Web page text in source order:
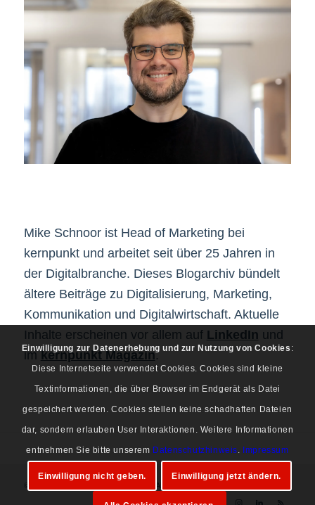
Mike Schnoor ist Head of Marketing bei
kernpunkt und arbeitet seit über 25 Jahren in
der Digitalbranche. Dieses Blogarchiv bündelt
ältere Beiträge zu Digitalisierung, Marketing,
Kommunikation und Digitalwirtschaft. Aktuelle
Inhalte erscheinen vor allem auf LinkedIn und
imkernpunkt Magazin.
© Copyright 1997-2026 Mike Schnoor. Alle Rechte vorbehalten.
Einwilligung zur Datenerhebung und zur Nutzung von Cookies :
Diese Internetseite verwendet Cookies. Cookies sind kleine
Textinformationen, die über Browser im Endgerät als Datei
gespeichert werden. Cookies stellen keine schadhaften Dateien
dar, sondern erlauben User Interaktionen. Weitere Informationen
entnehmen Sie bitte unserem Datenschutzhinweis. Impressum
Einwilligung nicht geben. Einwilligung jetzt ändern.